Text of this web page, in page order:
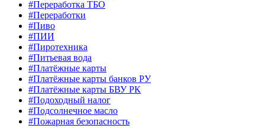
#Переработка ТБО
#Переработки
#Пиво
#ПИИ
#Пиротехника
#Питьевая вода
#Платёжные карты
#Платёжные карты банков РУ
#Платёжные карты БВУ РК
#Подоходный налог
#Подсолнечное масло
#Пожарная безопасность